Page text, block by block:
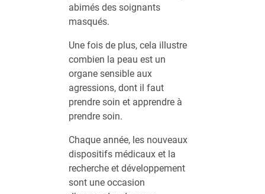
abimés des soignants
masqués.
Une fois de plus, cela illustre
combien la peau est un
organe sensible aux
agressions, dont il faut
prendre soin et apprendre à
prendre soin.
Chaque année, les nouveaux
dispositifs médicaux et la
recherche et développement
sont une occasion